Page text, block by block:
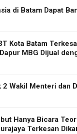
di Batam Dapat
Kota Batam
MBG Dijual
2 Wakil Menteri dan
Hanya Bicara
Terkesan